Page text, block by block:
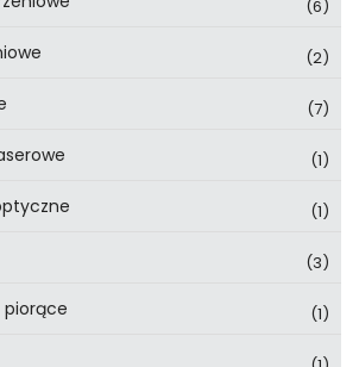
(6)
(2)
(7)
(1)
(1)
(3)
piorące (1)